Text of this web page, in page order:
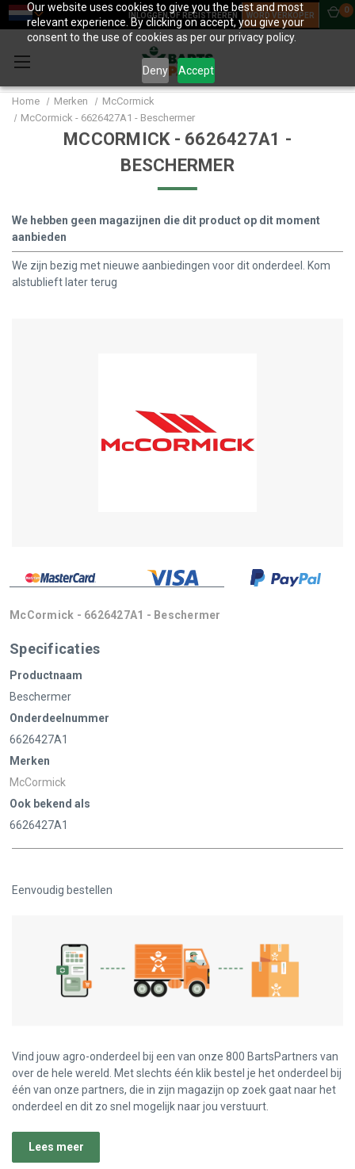
Our website uses cookies to give you the best and most
relevant experience. By clicking on accept, you give your
consent to the use of cookies as per our privacy policy.
Deny Accept
INLOGGEN OF REGISTREREN WORD VERKOPER
0
Home Merken
McCormick
McCormick - 6626427A1 - Beschermer
MCCORMICK - 6626427A1 -
BESCHERMER
We hebben geen magazijnen die dit product op dit moment
aanbieden
We zijn bezig met nieuwe aanbiedingen voor dit onderdeel. Kom
alstublieft later terug
McCormick - 6626427A1 - Beschermer
Specificaties
Productnaam
Beschermer
Onderdeelnummer
6626427A1
Merken
McCormick
Ook bekend als
6626427A1
Eenvoudig bestellen
Vind jouw agro-onderdeel bij een van onze 800 BartsPartners van
over de hele wereld. Met slechts één klik bestel je het onderdeel bij
één van onze partners, die in zijn magazijn op zoek gaat naar het
onderdeel en dit zo snel mogelijk naar jou verstuurt.
Lees meer